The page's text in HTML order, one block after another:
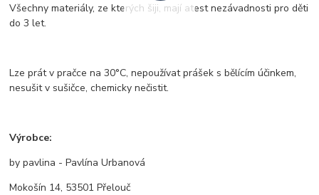
Všechny materiály, ze kterých šiji, mají atest nezávadnosti pro děti
do 3 let.
Lze prát v pračce na 30°C, nepoužívat prášek s bělícím účinkem,
nesušit v sušičce, chemicky nečistit.
Výrobce:
by pavlina - Pavlína Urbanová
Mokošín 14, 53501 Přelouč